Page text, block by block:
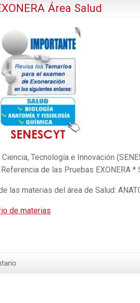
Área Salud
Tecnología e Innovación
de las Pruebas EXONERA
las materias del área de Salud:
de materias